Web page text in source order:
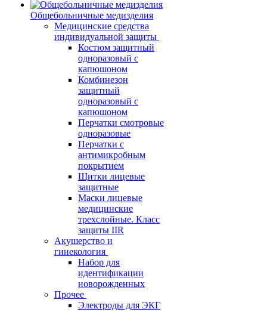
Общебольничные медизделия
Медицинские средства
индивидуальной защиты
Костюм защитный
одноразовый с
капюшоном
Комбинезон
защитный
одноразовый с
капюшоном
Перчатки смотровые
одноразовые
Перчатки с
антимикробным
покрытием
Щитки лицевые
защитные
Маски лицевые
медицинские
трехслойные. Класс
защиты IIR
Акушерство и
гинекология
Набор для
идентификации
новорожденных
Прочее
Электроды для ЭКГ